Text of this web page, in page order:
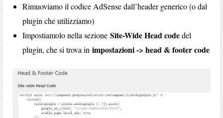
Rimuoviamo il codice AdSense dall’header generico (o dal
plugin che utilizziamo)
Impostiamolo nella sezioneSite-Wide Head codedel
plugin, che si trova inimpostazioni -> head & footer code